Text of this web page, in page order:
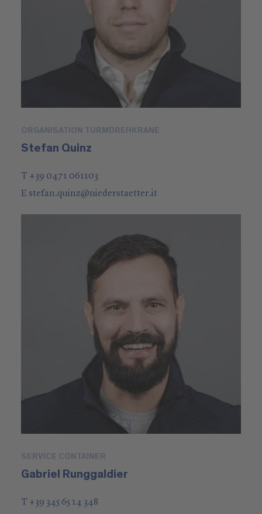
ORGANISATION TURMDREHKRANE
Stefan Quinz
T +39 0471 061103
Estefan.quinz@niederstaetter.it
SERVICE CONTAINER
Gabriel Runggaldier
T +39 345 65 14 348